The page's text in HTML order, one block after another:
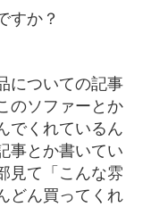
すか？
についての記事
のソファーとか
でくれているん
事とか書いてい
見て「こんな雰
どん買ってくれ